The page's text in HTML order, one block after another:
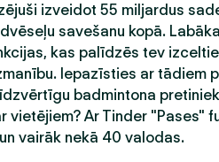
izveidot 55 miljardus
savešanu kopā.
kas palīdzēs tev
Iepazīsties ar tādiem
badmintona
vietējiem? Ar Tinder "Pases"
vairāk nekā 40 valodas.